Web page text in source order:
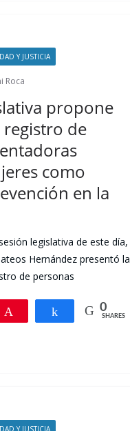
Y JUSTICIA
Roca
propone
de
como
en la
legislativa de este día,
Hernández presentó la
de personas
Share 0
SHARES
Y JUSTICIA